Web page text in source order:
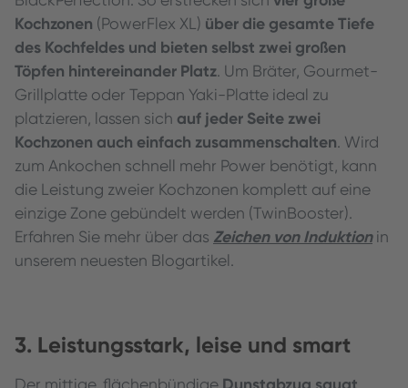
Kochzonen (PowerFlex XL) über die gesamte Tiefe
des Kochfeldes und bieten selbst zwei großen
Töpfen hintereinander Platz. Um Bräter, Gourmet-
Grillplatte oder Teppan Yaki-Platte ideal zu
platzieren, lassen sich auf jeder Seite zwei
Kochzonen auch einfach zusammenschalten. Wird
zum Ankochen schnell mehr Power benötigt, kann
die Leistung zweier Kochzonen komplett auf eine
einzige Zone gebündelt werden (TwinBooster).
Erfahren Sie mehr über das Zeichen von Induktionin
unserem neuesten Blogartikel.
3. Leistungsstark, leise und smart